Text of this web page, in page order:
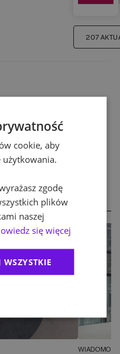
207
cookie, aby
użytkowania.
zgodę
plików
naszej
się więcej
WSZYSTKIE